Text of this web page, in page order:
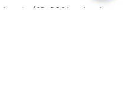
prix (10-20% selon le